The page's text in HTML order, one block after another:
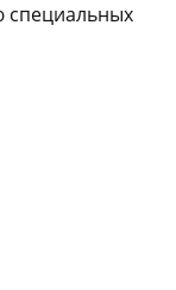
специальных